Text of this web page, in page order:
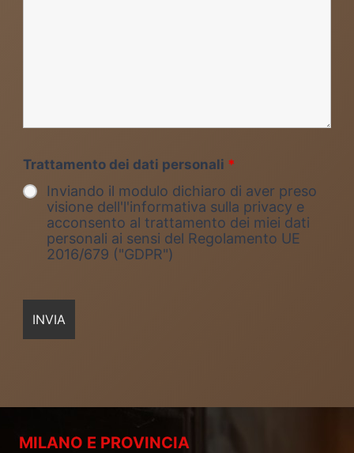
Trattamento dei dati personali *
Inviando il modulo dichiaro di aver preso
visione dell'l'informativa sulla privacy e
acconsento al trattamento dei miei dati
personali ai sensi del Regolamento UE
2016/679 ("GDPR")
MILANO E PROVINCIA